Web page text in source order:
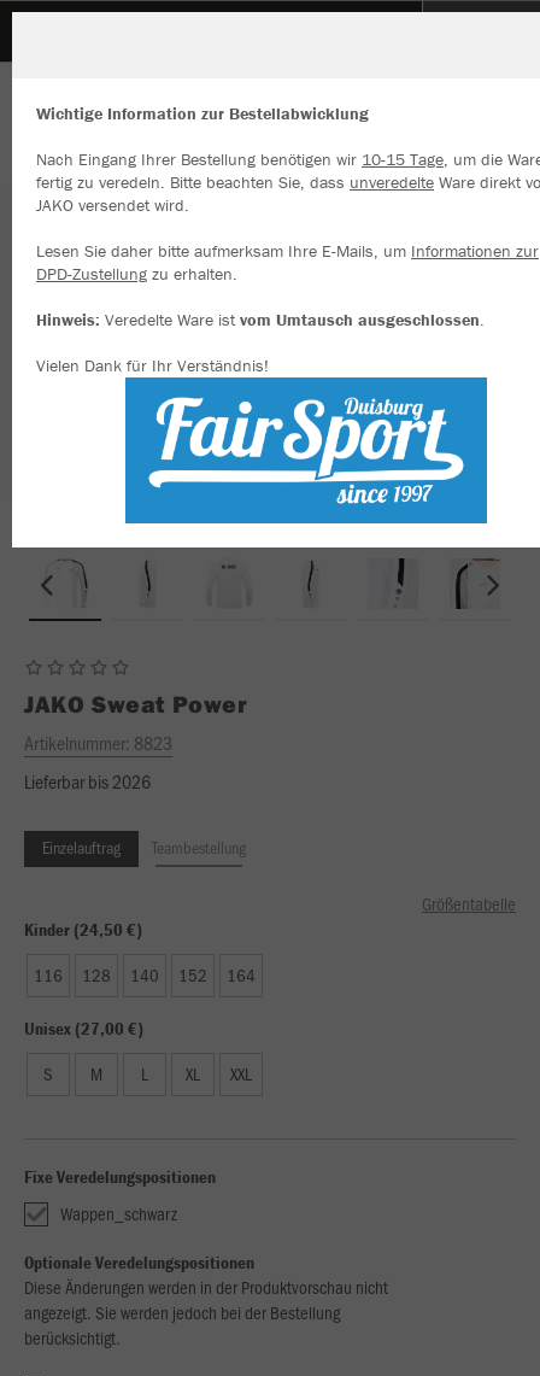
JAKO Sweat Power
Artikelnummer: 8823
Lieferbar bis 2026
Einzelauftrag Teambestellung
Größentabelle
Kinder (24,50 €)
116 128 140 152 164
Unisex (27,00 €)
S M L XL XXL
Fixe Veredelungspositionen
Wappen_schwarz
Optionale Veredelungspositionen
Diese Änderungen werden in der Produktvorschau nicht
angezeigt. Sie werden jedoch bei der Bestellung
berücksichtigt.
Wichtige Information zur Bestellabwicklung
Nach Eingang Ihrer Bestellung benötigen wir 10-15 Tage, um die
fertig zu veredeln. Bitte beachten Sie, dass unveredelte Ware direkt
JAKO versendet wird.
Lesen Sie daher bitte aufmerksam Ihre E-Mails, um Informationen zur
DPD-Zustellung zu erhalten.
Hinweis: Veredelte Ware istvom Umtausch ausgeschlossen.
Vielen Dank für Ihr Verständnis!
Wir verwenden Cookies
Inhalte anzeigen und unsere Website verbessern. Weitere
zu den Cookies findest Du in den Einstellungen.
Alle akzeptieren
Alle ablehnen
mehr Infos
Datenschutz
Impressum